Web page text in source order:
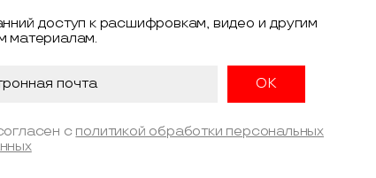
доступ к расшифровкам, видео и другим
материалам.
с политикой обработки персональных